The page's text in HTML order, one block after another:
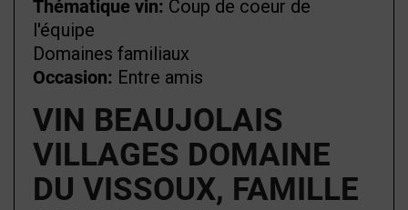
VIN BEAUJOLAIS
VILLAGES DOMAINE
DU VISSOUX, FAMILLE
Thématique vin: Coup de coeur de
l'équipe
Domaines familiaux
Occasion: Entre amis